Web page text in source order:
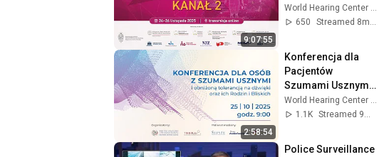
9:07:55
World Hearing Center / Światowe Centrum Słuchu
650
Streamed 8mo ago
2:58:54
Konferencja dla
Pacjentów
Szumami Usznymi
oraz ich Bliskich -
2025
World Hearing Center / Światowe Centrum Słuchu
1.1K
Streamed 9mo ago
Police Surveillance